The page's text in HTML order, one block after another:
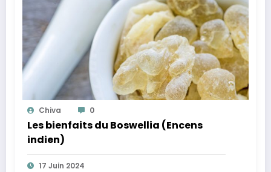
Chiva 0
Les bienfaits du Boswellia (Encens
indien)
17 Juin 2024